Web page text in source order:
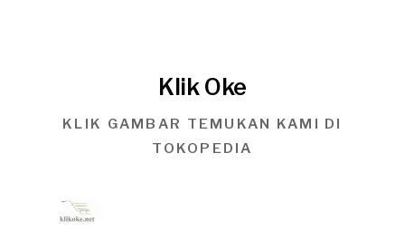
Klik Oke
KLIK GAMBAR TEMUKAN KAMI DI
TOKOPEDIA